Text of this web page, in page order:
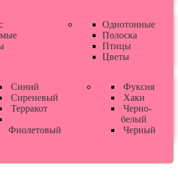
Однотонные
Полоска
Птицы
Цветы
Синий
Сиреневый
Терракот
Фиолетовый
Фуксия
Хаки
Черно-
белый
Черный